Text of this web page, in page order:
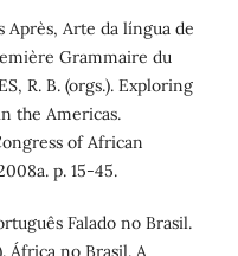
Après, Arte da língua de
Grammaire du
R. B. (orgs.). Exploring
the Americas.
of African
p. 15-45.
Falado no Brasil.
África no Brasil. A